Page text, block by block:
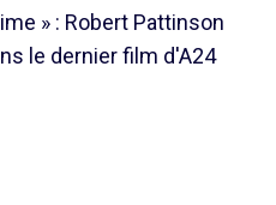
» : Robert Pattinson
le dernier film d'A24